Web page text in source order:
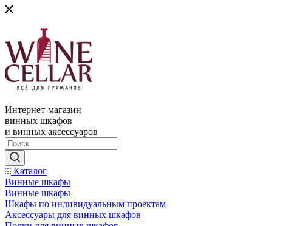
Интернет-магазин
винных шкафов
и винных аксессуаров
Каталог
Винные шкафы
Винные шкафы
Шкафы по индивидуальным проектам
Аксессуары для винных шкафов